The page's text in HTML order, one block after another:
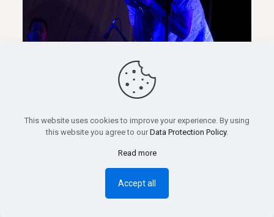
This website uses cookies to improve your experience. By using
this website you agree to our Data Protection Policy.
Read more
Accept all